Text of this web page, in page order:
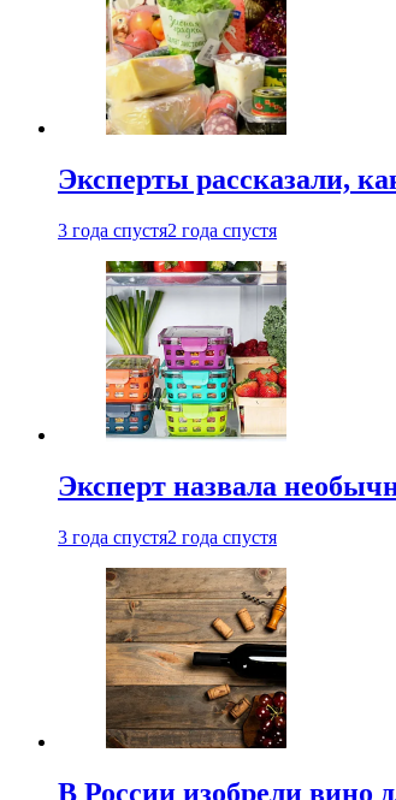
Эксперты рассказали,
3 года спустя2 года спустя
Эксперт назвала
3 года спустя2 года спустя
В России изобрели вино